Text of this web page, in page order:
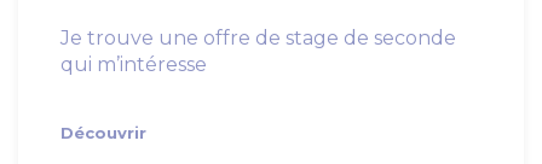
Je trouve une offre de stage de seconde
qui m’intéresse
Découvrir